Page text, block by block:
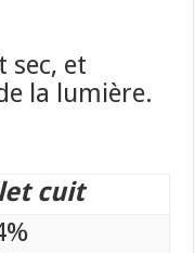
sec, et
la lumière.
cuit